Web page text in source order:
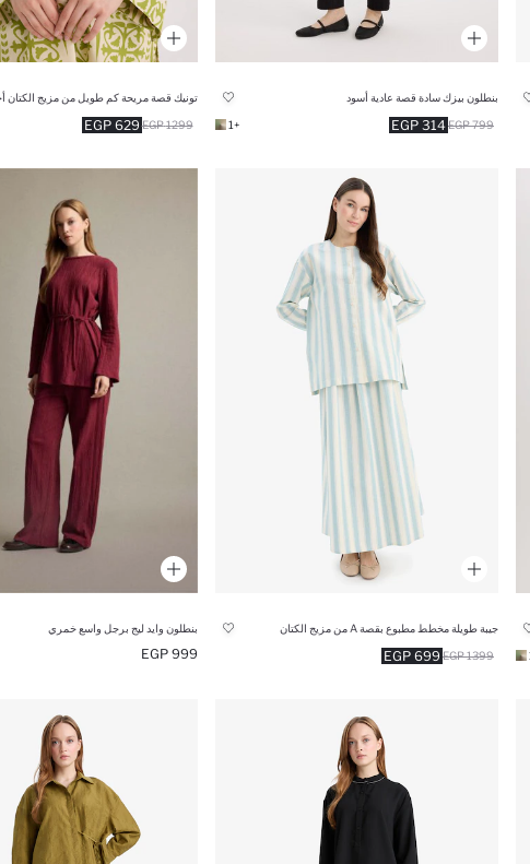
بنطلون بيزك سادة قصة عادية أسود
314 EGP 799 EGP
+1
629 EGP 1299 EGP
جيبة طويلة مخطط مطبوع بقصة A من مزيج الكتان
699 EGP 1399 EGP
بنطلون وايد ليج برجل واسع خمري
999 EGP